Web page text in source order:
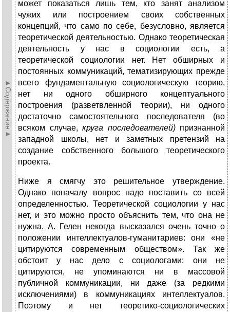
►Содержание►
может показаться лишь тем, кто занят анализом
чужих или построением своих собственных
концепций, что само по себе, безусловно, является
теоретической деятельностью. Однако теоретическая
деятельность у нас в социологии есть, а
теоретической социологии нет. Нет обширных и
постоянных коммуникаций, тематизирующих прежде
всего фундаментальную социологическую теорию,
нет ни одного обширного концептуального
построения (разветвленной теории), ни одного
достаточно самостоятельного последователя (во
всяком случае, круга последователей)признанной
западной школы, нет и заметных претензий на
создание собственного большого теоретического
проекта.
Ниже я смягчу это решительное утверждение.
Однако поначалу вопрос надо поставить со всей
определенностью. Теоретической социологии у нас
нет, и это можно просто объяснить тем, что она не
нужна. А. Гелен некогда высказался очень точно о
положении интеллектуалов-гуманитариев: они «не
цитируются современным обществом». Так же
обстоит у нас дело с социологами: они не
цитируются, не упоминаются ни в массовой
публичной коммуникации, ни даже (за редкими
исключениями) в коммуникациях интеллектуалов.
Поэтому и нет теоретико-социологических